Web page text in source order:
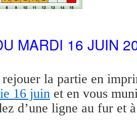
MARDI 16 JUIN
rejouer la partie en
16 juin et en vous
d’une ligne au fur et